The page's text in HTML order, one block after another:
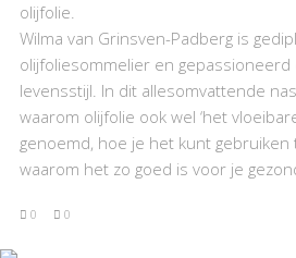
olijfolie.
Wilma van Grinsven-Padberg is
olijfoliesommelier en
levensstijl. In dit allesomvattende
waarom olijfolie ook wel ‘het
genoemd, hoe je het kunt
waarom het zo goed is voor je
0 0